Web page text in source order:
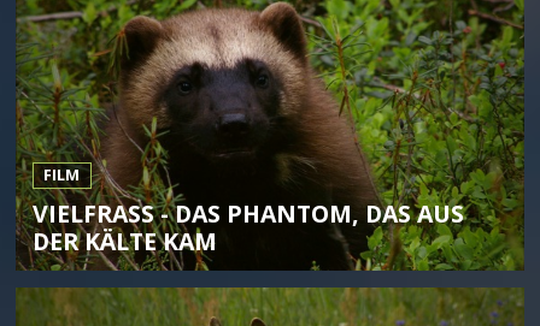
FILM
VIELFRASS - DAS PHANTOM, DAS AUS D
ER KÄLTE KAM